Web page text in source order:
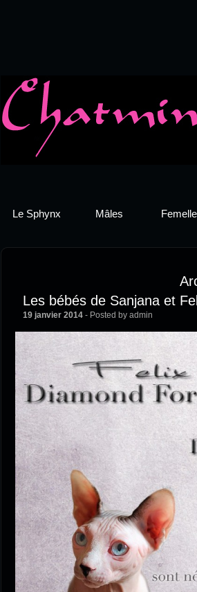
Le Sphynx Mâles
Les bébés de Sanjana et
19 janvier 2014- Posted by admin